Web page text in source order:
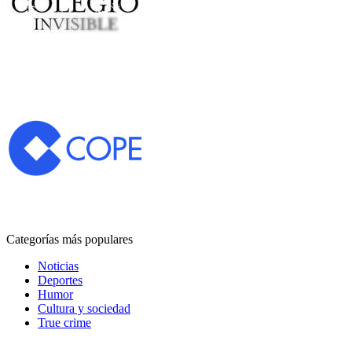
Categorías más populares
Noticias
Deportes
Humor
Cultura y sociedad
True crime